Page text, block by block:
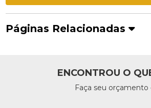
Páginas Relacionadas
ENCONTROU O
Faça seu